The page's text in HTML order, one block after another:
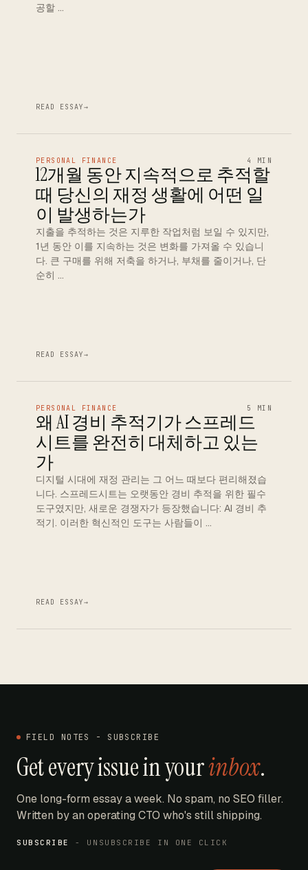
공할 …
READ ESSAY→
PERSONAL FINANCE 4 MIN
12개월 동안 지속적으로 추적할
때 당신의 재정 생활에 어떤 일
이 발생하는가
지출을 추적하는 것은 지루한 작업처럼 보일 수 있지만,
1년 동안 이를 지속하는 것은 변화를 가져올 수 있습니
다. 큰 구매를 위해 저축을 하거나, 부채를 줄이거나, 단
순히 …
READ ESSAY→
PERSONAL FINANCE 5 MIN
왜 AI 경비 추적기가 스프레드
시트를 완전히 대체하고 있는
가
디지털 시대에 재정 관리는 그 어느 때보다 편리해졌습
니다. 스프레드시트는 오랫동안 경비 추적을 위한 필수
도구였지만, 새로운 경쟁자가 등장했습니다: AI 경비 추
적기. 이러한 혁신적인 도구는 사람들이 …
READ ESSAY→
FIELD NOTES - SUBSCRIBE
Get every issue in yourinbox.
One long-form essay a week. No spam, no SEO filler.
Written by an operating CTO who's still shipping.
SUBSCRIBE - UNSUBSCRIBE IN ONE CLICK